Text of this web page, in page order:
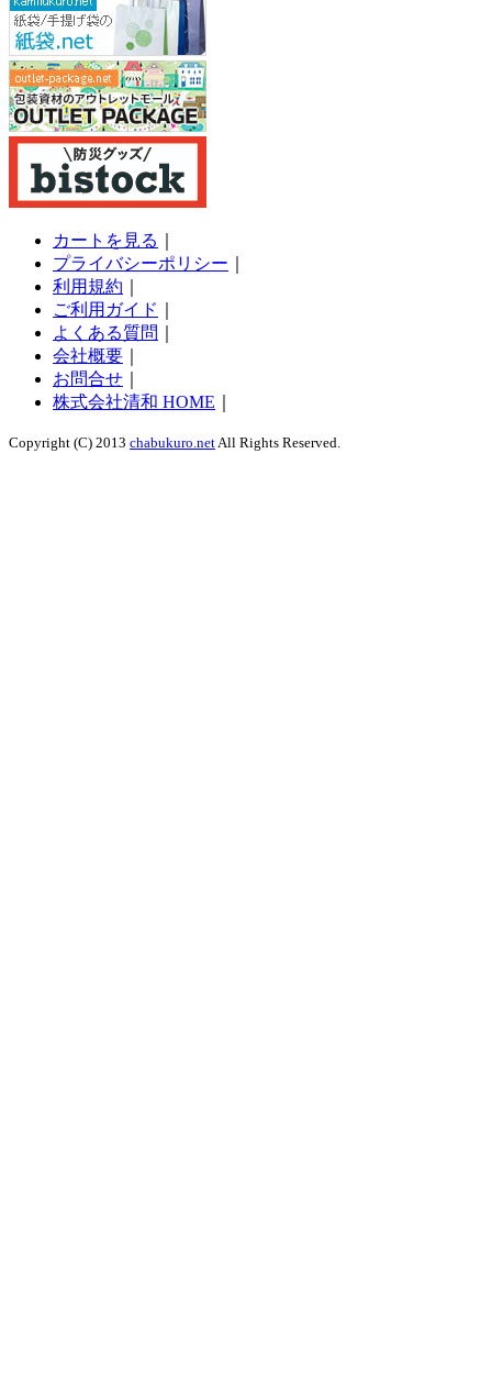
カートを見る
プライバシーポリシー
利用規約
ご利用ガイド
よくある質問
会社概要
お問合せ
株式会社清和 HOME
Copyright (C) 2013 chabukuro.net All Rights Reserved.